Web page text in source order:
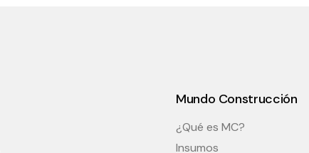
Mundo Construcción
¿Qué es MC?
Insumos